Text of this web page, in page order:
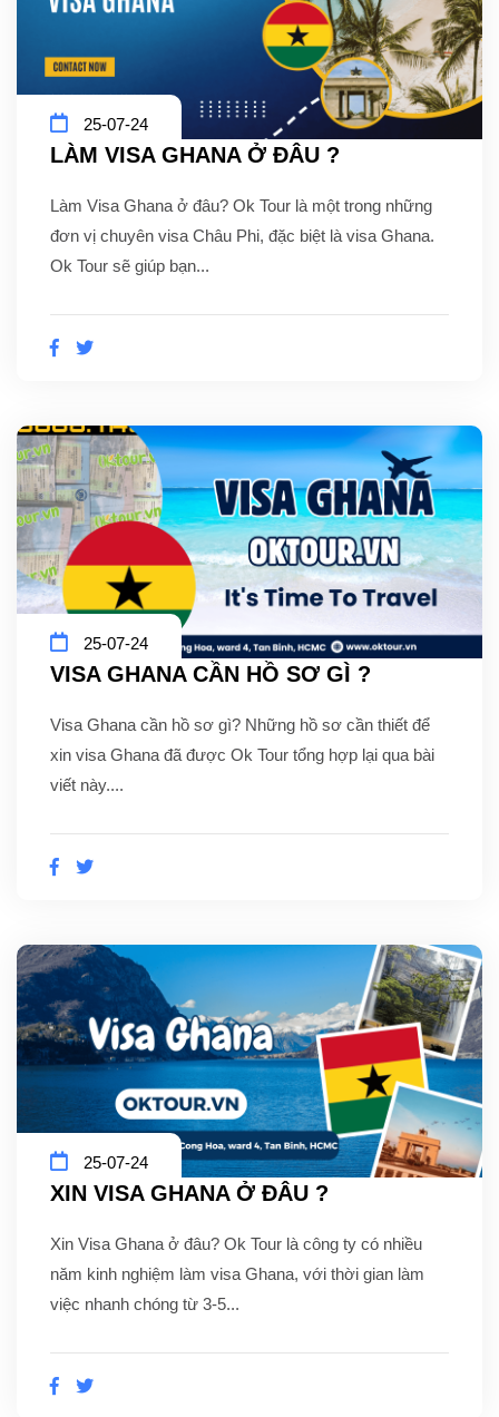
25-07-24
LÀM VISA GHANA Ở ĐÂU ?
Làm Visa Ghana ở đâu? Ok Tour là một trong những
đơn vị chuyên visa Châu Phi, đặc biệt là visa Ghana.
Ok Tour sẽ giúp bạn...
25-07-24
VISA GHANA CẦN HỒ SƠ GÌ ?
Visa Ghana cần hồ sơ gì? Những hồ sơ cần thiết để
xin visa Ghana đã được Ok Tour tổng hợp lại qua bài
viết này....
25-07-24
XIN VISA GHANA Ở ĐÂU ?
Xin Visa Ghana ở đâu? Ok Tour là công ty có nhiều
năm kinh nghiệm làm visa Ghana, với thời gian làm
việc nhanh chóng từ 3-5...